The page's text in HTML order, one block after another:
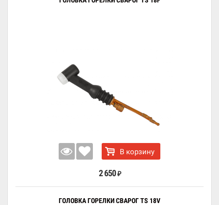
В корзину
2 650 ₽
ГОЛОВКА ГОРЕЛКИ СВАРОГ TS 18V